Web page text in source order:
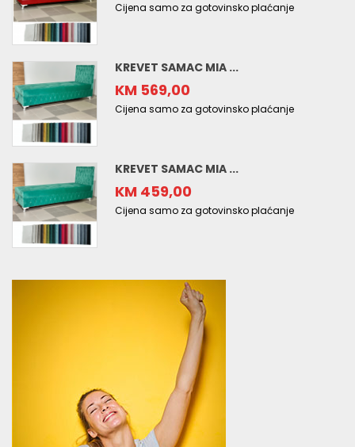
Cijena samo za gotovinsko plaćanje
KREVET SAMAC MIA ...
KM 569,00
Cijena samo za gotovinsko plaćanje
KREVET SAMAC MIA ...
KM 459,00
Cijena samo za gotovinsko plaćanje